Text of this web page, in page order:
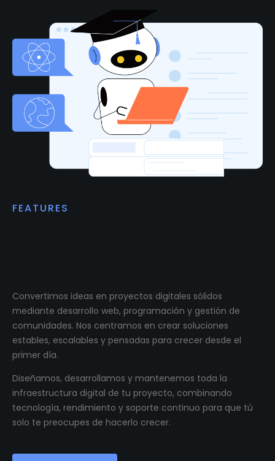
FEATURES
Convertimos ideas en proyectos digitales sólidos
mediante desarrollo web, programación y gestión de
comunidades. Nos centramos en crear soluciones
estables, escalables y pensadas para crecer desde el
primer día.
Diseñamos, desarrollamos y mantenemos toda la
infraestructura digital de tu proyecto, combinando
tecnología, rendimiento y soporte continuo para que tú
solo te preocupes de hacerlo crecer.